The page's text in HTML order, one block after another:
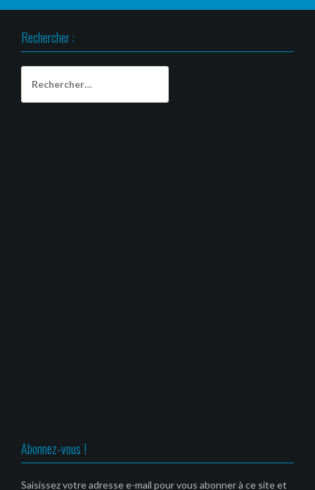
Rechercher :
Abonnez-vous !
Saisissez votre adresse e-mail pour vous abonner à ce site et